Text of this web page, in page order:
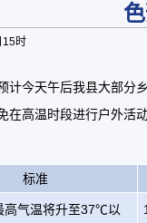
15时
计今天午后我县大部分
在高温时段进行户外活动
标准
高气温将升至37℃以